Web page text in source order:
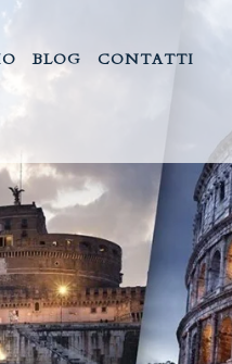
BLOG CONTATTI